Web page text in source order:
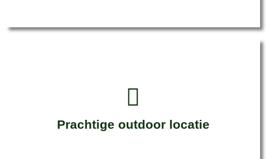
Prachtige outdoor locatie